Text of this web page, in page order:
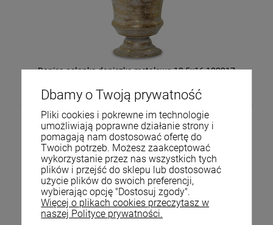
Donica osłonka doniczka metalowa 18,5x16 102217
42,00 zł
Donica osłonka doniczka metalowa Kpl. 2 szt 126356
Dbamy o Twoją prywatność
Pliki cookies i pokrewne im technologie
umożliwiają poprawne działanie strony i
pomagają nam dostosować ofertę do
Twoich potrzeb. Możesz zaakceptować
wykorzystanie przez nas wszystkich tych
plików i przejść do sklepu lub dostosować
użycie plików do swoich preferencji,
wybierając opcję "Dostosuj zgody".
Więcej o plikach cookies przeczytasz w
naszej Polityce prywatności.